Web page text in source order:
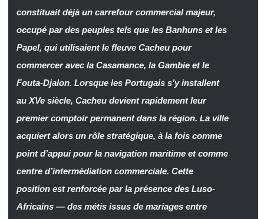
constituait déjà un carrefour commercial majeur,
occupé par des peuples tels que les Banhuns et les
Papel, qui utilisaient le fleuve Cacheu pour
commercer avec la Casamance, la Gambie et le
Fouta-Djalon. Lorsque les Portugais s’y installent
au XVe siècle, Cacheu devient rapidement leur
premier comptoir permanent dans la région. La ville
acquiert alors un rôle stratégique, à la fois comme
point d’appui pour la navigation maritime et comme
centre d’intermédiation commerciale. Cette
position est renforcée par la présence des Luso-
Africains — des métis issus de mariages entre